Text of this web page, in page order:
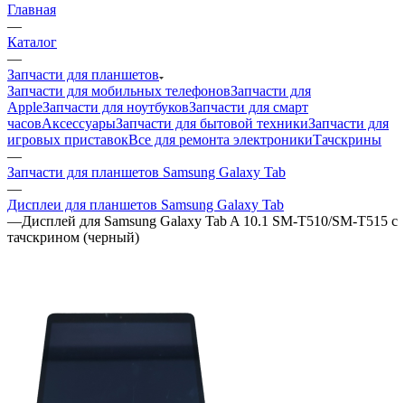
Главная
—
Каталог
—
Запчасти для планшетов
Запчасти для мобильных телефоновЗапчасти для
AppleЗапчасти для ноутбуковЗапчасти для смарт
часовАксессуарыЗапчасти для бытовой техникиЗапчасти для
игровых приставокВсе для ремонта электроникиТачскрины
—
Запчасти для планшетов Samsung Galaxy Tab
—
Дисплеи для планшетов Samsung Galaxy Tab
—Дисплей для Samsung Galaxy Tab A 10.1 SM-T510/SM-T515 с
тачскрином (черный)